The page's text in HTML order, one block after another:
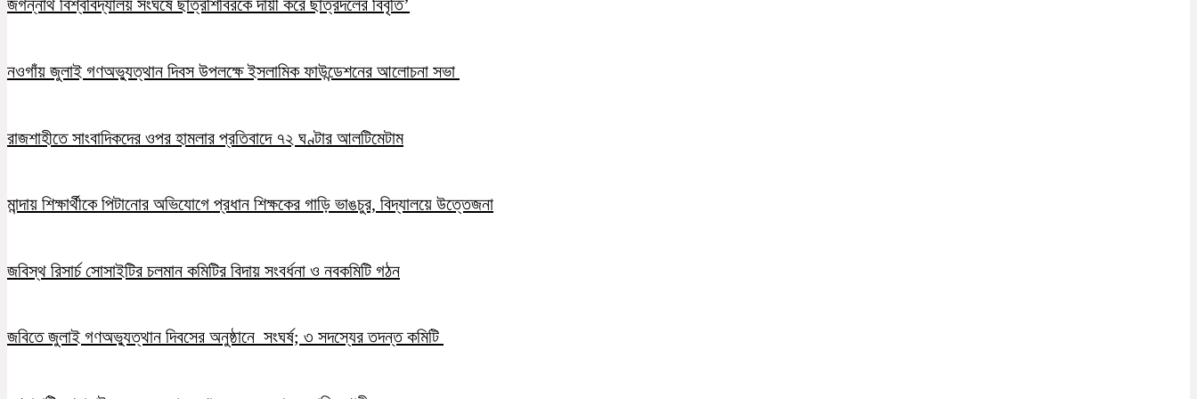
জগন্নাথ বিশ্ববিদ্যালয় সংঘর্ষে ছাত্রশিবিরকে দায়ী করে ছাত্রদলের বিবৃতি’
নওগাঁয় জুলাই গণঅভ্যুত্থান দিবস উপলক্ষে ইসলামিক ফাউন্ডেশনের আলোচনা সভা
রাজশাহীতে সাংবাদিকদের ওপর হামলার প্রতিবাদে ৭২ ঘণ্টার আলটিমেটাম
মান্দায় শিক্ষার্থীকে পিটানোর অভিযোগে প্রধান শিক্ষকের গাড়ি ভাঙচুর, বিদ্যালয়ে উত্তেজনা
জবিস্থ রিসার্চ সোসাইটির চলমান কমিটির বিদায় সংবর্ধনা ও নবকমিটি গঠন
জবিতে জুলাই গণঅভ্যুত্থান দিবসের অনুষ্ঠানে সংঘর্ষ; ৩ সদস্যের তদন্ত কমিটি